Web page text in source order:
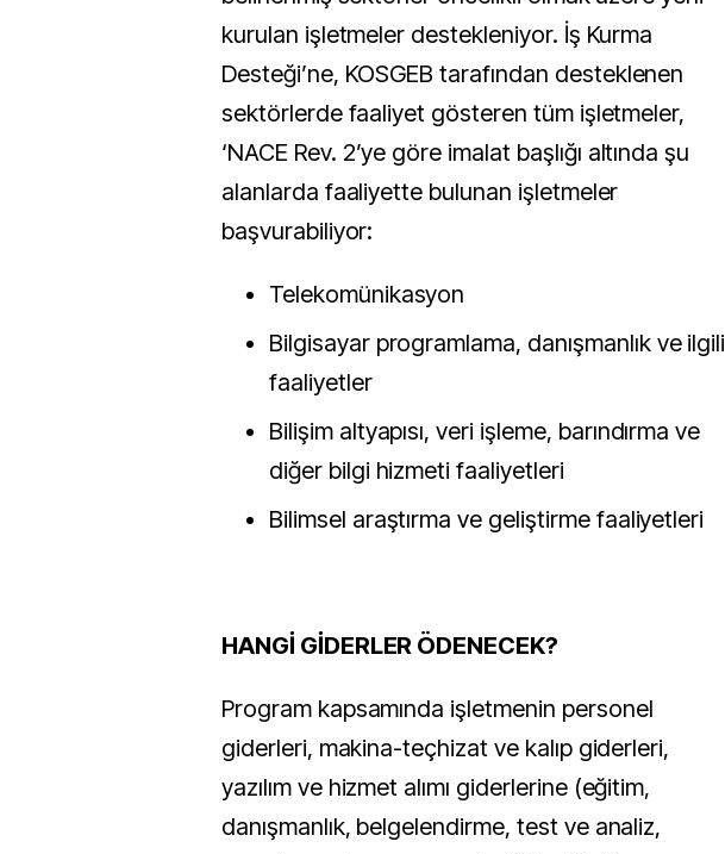
kurulan işletmeler destekleniyor. İş Kurma
Desteği’ne, KOSGEB tarafından desteklenen
sektörlerde faaliyet gösteren tüm işletmeler,
‘NACE Rev. 2’ye göre imalat başlığı altında şu
alanlarda faaliyette bulunan işletmeler
başvurabiliyor:
Telekomünikasyon
Bilgisayar programlama, danışmanlık ve ilgili
faaliyetler
Bilişim altyapısı, veri işleme, barındırma ve
diğer bilgi hizmeti faaliyetleri
Bilimsel araştırma ve geliştirme faaliyetleri
HANGİ GİDERLER ÖDENECEK?
Program kapsamında işletmenin personel
giderleri, makina-teçhizat ve kalıp giderleri,
yazılım ve hizmet alımı giderlerine (eğitim,
danışmanlık, belgelendirme, test ve analiz,